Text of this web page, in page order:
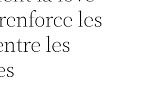
les
les